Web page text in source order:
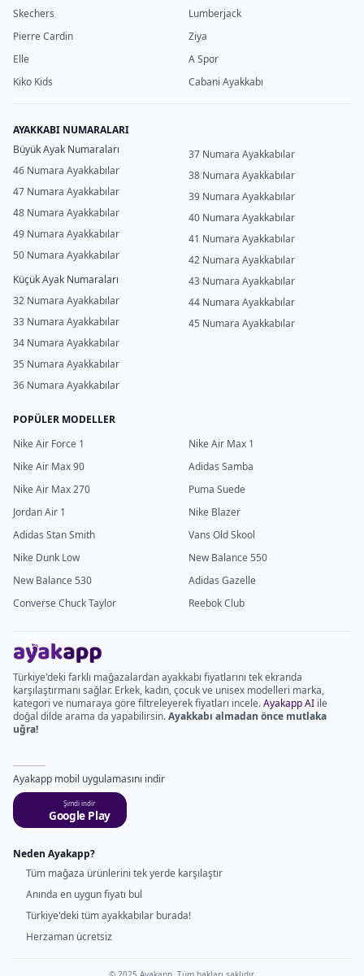
Skechers
Pierre Cardin
Elle
Kiko Kids
Lumberjack
Ziya
A Spor
Cabani Ayakkabı
AYAKKABI NUMARALARI
Büyük Ayak Numaraları
46 Numara Ayakkabılar
47 Numara Ayakkabılar
48 Numara Ayakkabılar
49 Numara Ayakkabılar
50 Numara Ayakkabılar
Küçük Ayak Numaraları
32 Numara Ayakkabılar
33 Numara Ayakkabılar
34 Numara Ayakkabılar
35 Numara Ayakkabılar
36 Numara Ayakkabılar
37 Numara Ayakkabılar
38 Numara Ayakkabılar
39 Numara Ayakkabılar
40 Numara Ayakkabılar
41 Numara Ayakkabılar
42 Numara Ayakkabılar
43 Numara Ayakkabılar
44 Numara Ayakkabılar
45 Numara Ayakkabılar
POPÜLER MODELLER
Nike Air Force 1
Nike Air Max 90
Nike Air Max 270
Jordan Air 1
Adidas Stan Smith
Nike Dunk Low
New Balance 530
Converse Chuck Taylor
Nike Air Max 1
Adidas Samba
Puma Suede
Nike Blazer
Vans Old Skool
New Balance 550
Adidas Gazelle
Reebok Club
Türkiye'deki farklı mağazalardan ayakkabı fiyatlarını tek ekranda
karşılaştırmanı sağlar. Erkek, kadın, çocuk ve unisex modelleri marka,
kategori ve numaraya göre filtreleyerek fiyatları incele.Ayakapp AI ile
doğal dilde arama da yapabilirsin.Ayakkabı almadan önce mutlaka
uğra!
Ayakapp mobil uygulamasını indir
Şimdi indir
Google Play
Neden Ayakapp?
Tüm mağaza ürünlerini tek yerde karşılaştır
Anında en uygun fiyatı bul
Türkiye'deki tüm ayakkabılar burada!
Herzaman ücretsiz